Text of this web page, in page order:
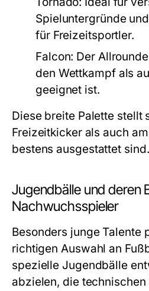
Spieluntergründe
für Freizeitsportler.
Falcon: Der
den Wettkampf als
geeignet ist.
Diese breite Palette stellt
Freizeitkicker als auch
bestens ausgestattet sind.
Jugendbälle und deren
Nachwuchsspieler
Besonders junge Talente
richtigen Auswahl an
spezielle Jugendbälle
abzielen, die technischen